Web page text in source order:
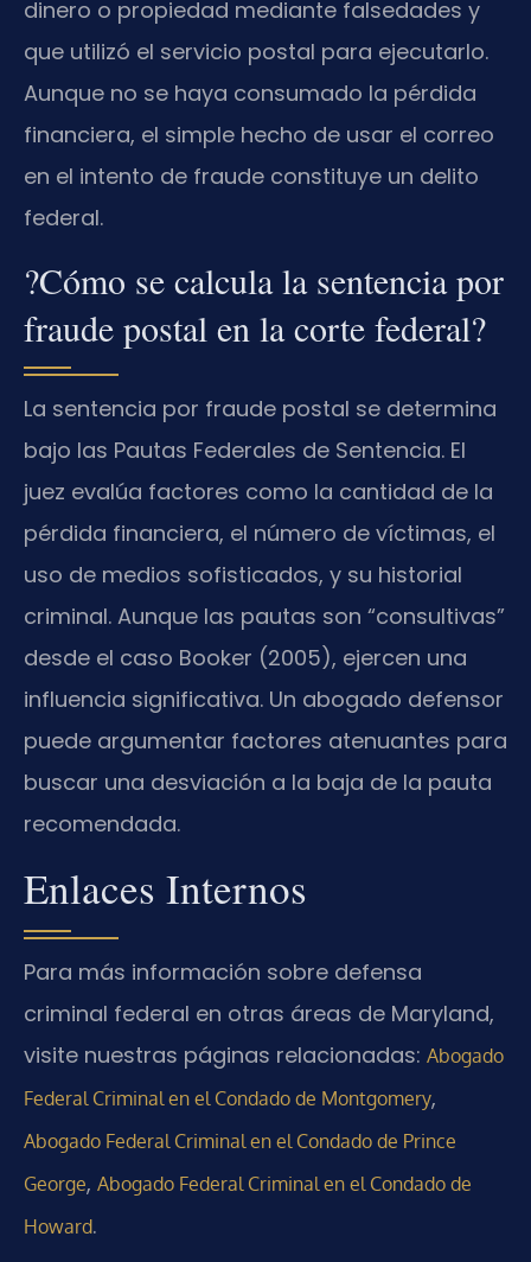
dinero o propiedad mediante falsedades y
que utilizó el servicio postal para ejecutarlo.
Aunque no se haya consumado la pérdida
financiera, el simple hecho de usar el correo
en el intento de fraude constituye un delito
federal.
?Cómo se calcula la sentencia por
fraude postal en la corte federal?
La sentencia por fraude postal se determina
bajo las Pautas Federales de Sentencia. El
juez evalúa factores como la cantidad de la
pérdida financiera, el número de víctimas, el
uso de medios sofisticados, y su historial
criminal. Aunque las pautas son “consultivas”
desde el caso Booker (2005), ejercen una
influencia significativa. Un abogado defensor
puede argumentar factores atenuantes para
buscar una desviación a la baja de la pauta
recomendada.
Enlaces Internos
Para más información sobre defensa
criminal federal en otras áreas de Maryland,
visite nuestras páginas relacionadas: Abogado
Federal Criminal en el Condado de Montgomery,
Abogado Federal Criminal en el Condado de Prince
George, Abogado Federal Criminal en el Condado de
Howard.